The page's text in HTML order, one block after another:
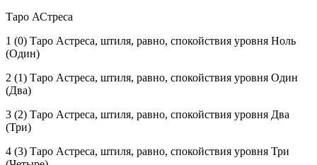
Таро АСтреса
1 (0) Таро Астреса, штиля, равно, спокойствия уровня Ноль
(Один)
2 (1) Таро Астреса, штиля, равно, спокойствия уровня Один
(Два)
3 (2) Таро Астреса, штиля, равно, спокойствия уровня Два
(Три)
4 (3) Таро Астреса, штиля, равно, спокойствия уровня Три